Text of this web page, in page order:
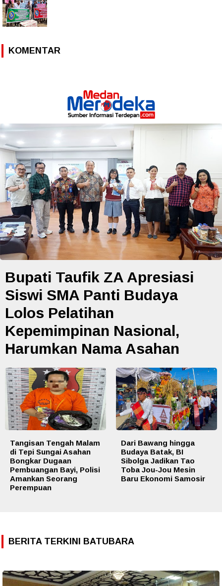
KOMENTAR
Bupati Taufik ZA Apresiasi
Siswi SMA Panti Budaya
Lolos Pelatihan
Kepemimpinan Nasional,
Harumkan Nama Asahan
Tangisan Tengah Malam
di Tepi Sungai Asahan
Bongkar Dugaan
Pembuangan Bayi, Polisi
Amankan Seorang
Perempuan
Dari Bawang hingga
Budaya Batak, BI
Sibolga Jadikan Tao
Toba Jou-Jou Mesin
Baru Ekonomi Samosir
BERITA TERKINI BATUBARA